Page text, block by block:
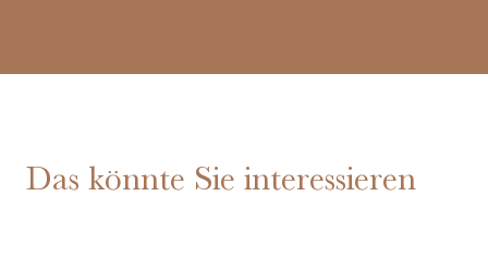
Das könnte Sie interessieren